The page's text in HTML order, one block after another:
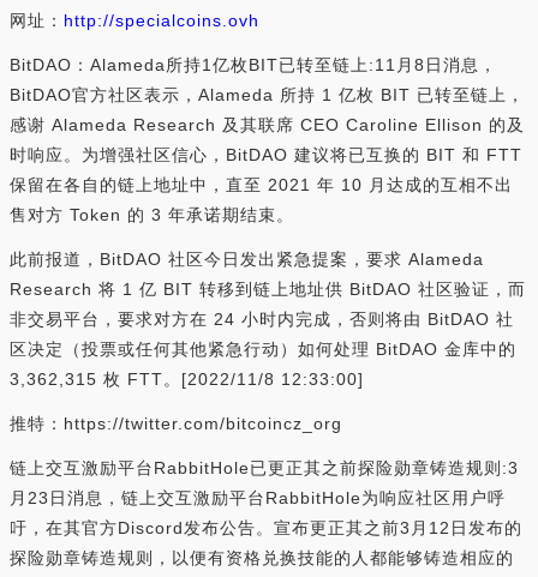
网址： http://specialcoins.ovh
BitDAO：Alameda所持1亿枚BIT已转至链上:11月8日消息，
BitDAO官方社区表示，Alameda 所持 1 亿枚 BIT 已转至链上，
感谢 Alameda Research 及其联席 CEO Caroline Ellison 的及
时响应。为增强社区信心，BitDAO 建议将已互换的 BIT 和 FTT
保留在各自的链上地址中，直至 2021 年 10 月达成的互相不出
售对方 Token 的 3 年承诺期结束。
此前报道，BitDAO 社区今日发出紧急提案，要求 Alameda
Research 将 1 亿 BIT 转移到链上地址供 BitDAO 社区验证，而
非交易平台，要求对方在 24 小时内完成，否则将由 BitDAO 社
区决定（投票或任何其他紧急行动）如何处理 BitDAO 金库中的
3,362,315 枚 FTT。[2022/11/8 12:33:00]
推特：https://twitter.com/bitcoincz_org
链上交互激励平台RabbitHole已更正其之前探险勋章铸造规则:3
月23日消息，链上交互激励平台RabbitHole为响应社区用户呼
吁，在其官方Discord发布公告。宣布更正其之前3月12日发布的
探险勋章铸造规则，以便有资格兑换技能的人都能够铸造相应的